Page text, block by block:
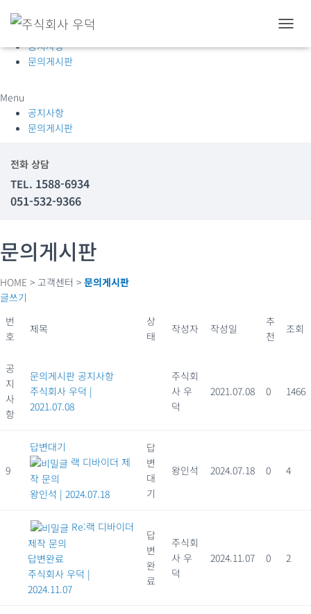
비
고객센터
공지사항
문의게시판
Menu
공지사항
문의게시판
전화 상담
TEL. 1588-6934
051-532-9366
문의게시판
HOME > 고객센터 > 문의게시판
글쓰기
번
호
제목
상
태
작성자 작성일
추
천
조회
공
지
사
항
문의게시판 공지사항
주식회사 우덕 |
2021.07.08
주식회
사 우
덕
2021.07.08 0 1466
9
답변대기
랙 디바이더 제
작 문의
왕인석 | 2024.07.18
답
변
대
기
왕인석 2024.07.18 0 4
Re:랙 디바이더
제작 문의
답변완료
주식회사 우덕 |
2024.11.07
답
변
완
료
주식회
사 우
덕
2024.11.07 0 2